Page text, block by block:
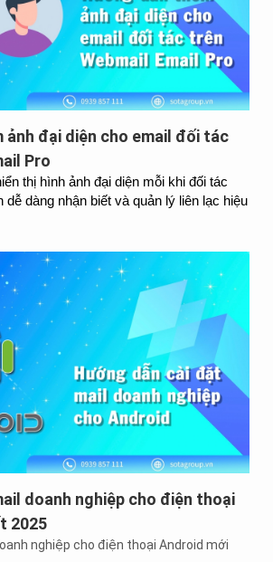
ảnh đại diện cho email đối tác
Pro
thị hình ảnh đại diện mỗi khi đối tác
dễ dàng nhận biết và quản lý liên lạc hiệu
doanh nghiệp cho điện thoại
2025
nghiệp cho điện thoại Android mới